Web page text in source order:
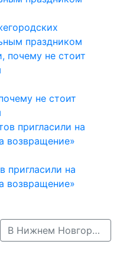
праздником
не стоит
пригласили на
возвращение»
В Нижнем Новгороде ограничили использование иномарок в такси →